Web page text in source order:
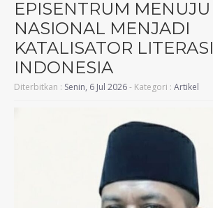
EPISENTRUM MENUJU
NASIONAL MENJADI
KATALISATOR LITERASI
INDONESIA
Diterbitkan : Senin, 6 Jul 2026- Kategori : Artikel